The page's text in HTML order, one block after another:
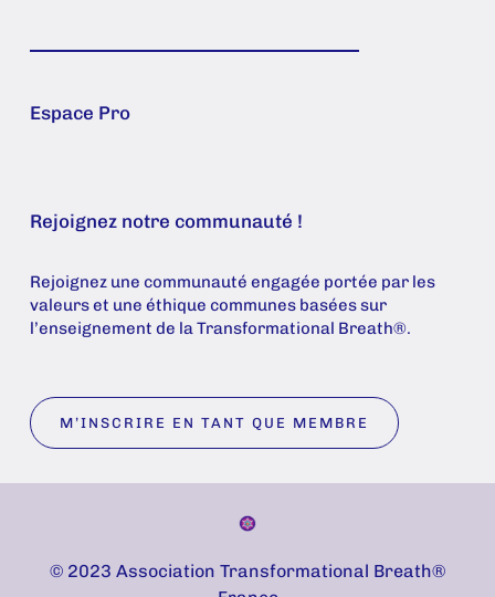
Espace Pro
Rejoignez notre communauté !
Rejoignez une communauté engagée portée par les
valeurs et une éthique communes basées sur
l’enseignement de la Transformational Breath®.
M’INSCRIRE EN TANT QUE MEMBRE
© 2023 Association Transformational Breath®